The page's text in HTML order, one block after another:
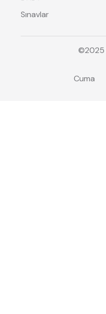
Sınavlar
©2025
Cuma